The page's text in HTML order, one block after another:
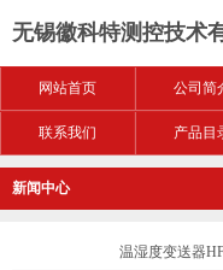
无锡徽科特测控技术
网站首页 公司简
联系我们 产品目
新闻中心
温湿度变送器